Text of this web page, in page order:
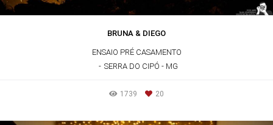
BRUNA & DIEGO
ENSAIO PRÉ CASAMENTO
SERRA DO CIPÓ - MG
1739 20